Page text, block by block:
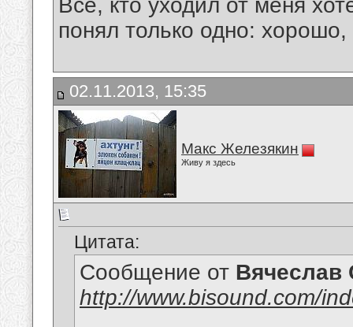
Все, кто уходил от меня
понял только одно:
02.11.2013, 15:35
Макс Железякин
Живу я здесь
Цитата:
Сообщение от Вячеслав
http://www.bisound.com/